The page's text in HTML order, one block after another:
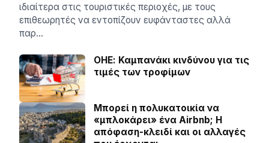
ιδιαίτερα στις τουριστικές περιοχές, με τους
επιθεωρητές να εντοπίζουν ευφάνταστες αλλά
παρ…
ΟΗΕ: Καμπανάκι κινδύνου για τις
τιμές των τροφίμων
Μπορεί η πολυκατοικία να
«μπλοκάρει» ένα Airbnb; Η
απόφαση-κλειδί και οι αλλαγές